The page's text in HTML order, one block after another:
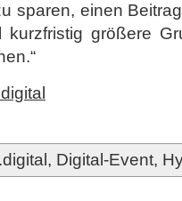
sparen, einen
größere
, Digital-Event,